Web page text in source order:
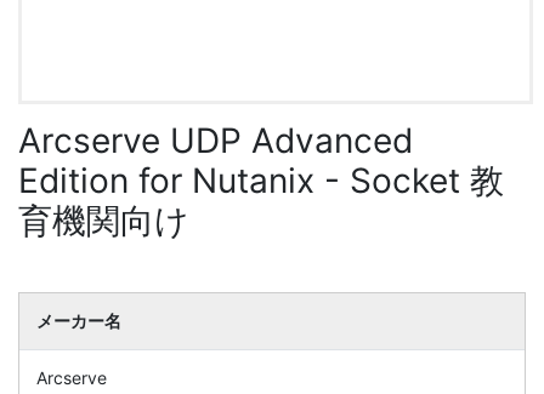
Arcserve UDP Advanced
Edition for Nutanix - Socket 教
育機関向け
メーカー名
Arcserve